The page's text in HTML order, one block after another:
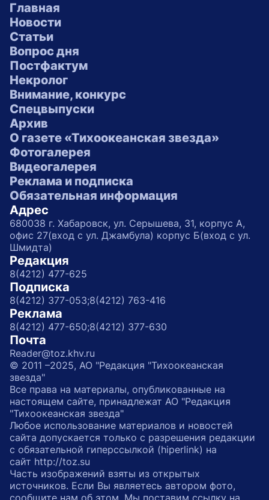
Главная
Новости
Статьи
Вопрос дня
Постфактум
Некролог
Внимание, конкурс
Спецвыпуски
Архив
О газете «Тихоокеанская звезда»
Фотогалерея
Видеогалерея
Реклама и подписка
Обязательная информация
Адрес
680038 г. Хабаровск, ул. Серышева, 31, корпус А,
офис 27(вход с ул. Джамбула) корпус Б(вход с ул.
Шмидта)
Редакция
8(4212) 477-625
Подписка
8(4212) 377-053;8(4212) 763-416
Реклама
8(4212) 477-650;8(4212) 377-630
Почта
Reader@toz.khv.ru
© 2011 –2025, АО "Редакция "Тихоокеанская
звезда"
Все права на материалы, опубликованные на
настоящем сайте, принадлежат АО "Редакция
"Тихоокеанская звезда"
Любое использование материалов и новостей
сайта допускается только с разрешения редакции
с обязательной гиперссылкой (hiperlink) на
сайт http://toz.su
Часть изображений взяты из открытых
источников. Если Вы являетесь автором фото,
сообщите нам об этом. Мы поставим ссылку на